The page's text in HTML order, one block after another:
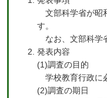
文部科学省が昭
す。
なお、文部科学
発表内容
(1)調査の目的
学校教育行政に
(2)調査の期日